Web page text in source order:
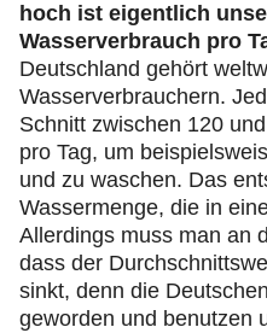
hoch ist eigentlich
Wasserverbrauch pro
Deutschland gehört
Wasserverbrauchern.
Schnitt zwischen 120
pro Tag, um
und zu waschen. Das
Wassermenge, die in
Allerdings muss man an
dass der
sinkt, denn die
geworden und benutzen